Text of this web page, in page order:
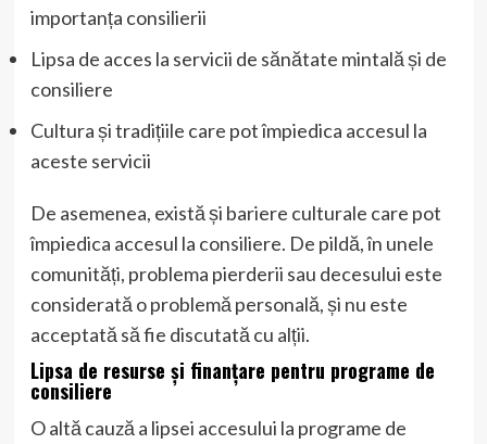
importanța consilierii
Lipsa de acces la servicii de sănătate mintală și de
consiliere
Cultura și tradițiile care pot împiedica accesul la
aceste servicii
De asemenea, există și bariere culturale care pot
împiedica accesul la consiliere. De pildă, în unele
comunități, problema pierderii sau decesului este
considerată o problemă personală, și nu este
acceptată să fie discutată cu alții.
Lipsa de resurse și finanțare pentru programe de
consiliere
O altă cauză a lipsei accesului la programe de